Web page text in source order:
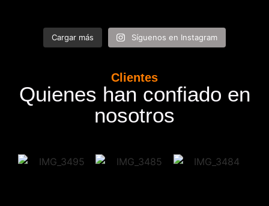
Cargar más Síguenos en Instagram
Clientes
Quienes han confiado en
nosotros